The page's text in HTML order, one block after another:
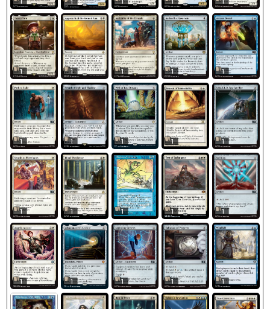
1 1 1 1 1
1 1 1 1 1
1 1 1 1 1
1 1 1 1 1
1 1 1 1 1